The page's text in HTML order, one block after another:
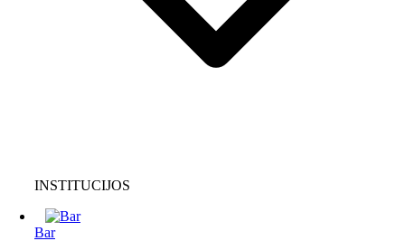
INSTITUCIJOS
Bar